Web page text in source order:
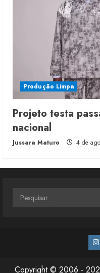
Produção Limpa
Projeto testa
nacional
Jussara Maturo 4 de
Pesquisar
Copyright © 2006 -